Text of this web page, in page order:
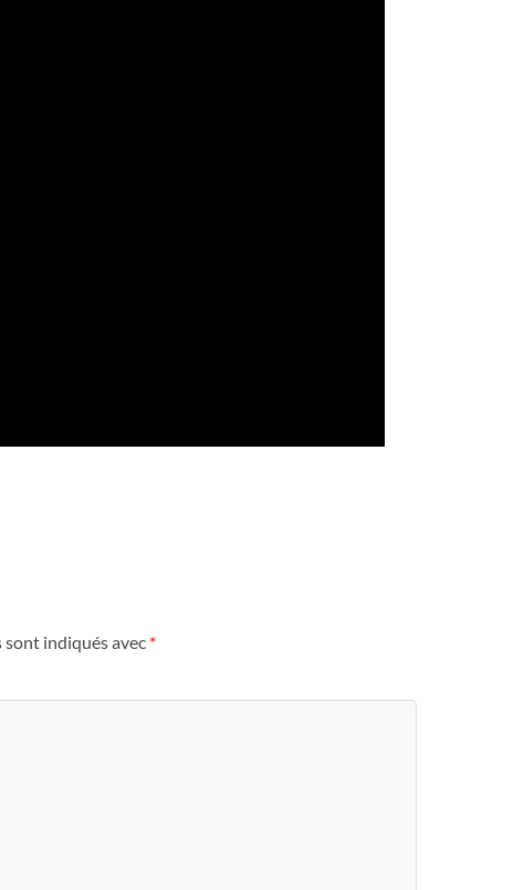
sont indiqués avec *